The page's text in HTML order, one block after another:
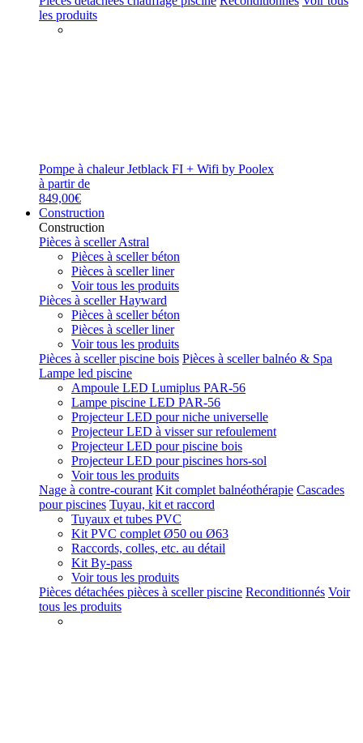
les produits
Pompe à chaleur Jetblack FI + Wifi by Poolex
à partir de
849,00€
Construction
Construction
Pièces à sceller Astral
Pièces à sceller béton
Pièces à sceller liner
Voir tous les produits
Pièces à sceller Hayward
Pièces à sceller béton
Pièces à sceller liner
Voir tous les produits
Pièces à sceller piscine bois Pièces à sceller balnéo & Spa
Lampe led piscine
Ampoule LED Lumiplus PAR-56
Lampe piscine LED PAR-56
Projecteur LED pour niche universelle
Projecteur LED à visser sur refoulement
Projecteur LED pour piscine bois
Projecteur LED pour piscines hors-sol
Voir tous les produits
Nage à contre-courant Kit complet balnéothérapie Cascades
pour piscines Tuyau, kit et raccord
Tuyaux et tubes PVC
Kit PVC complet Ø50 ou Ø63
Raccords, colles, etc. au détail
Kit By-pass
Voir tous les produits
Pièces détachées pièces à sceller piscine Reconditionnés Voir
tous les produits